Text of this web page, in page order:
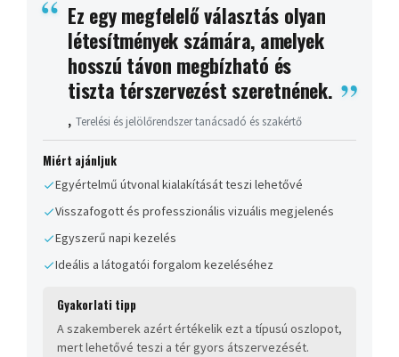
Ez egy megfelelő választás olyan
létesítmények számára, amelyek
hosszú távon megbízható és
tiszta térszervezést szeretnének.
, Terelési és jelölőrendszer tanácsadó és szakértő
Miért ajánljuk
Egyértelmű útvonal kialakítását teszi lehetővé
Visszafogott és professzionális vizuális megjelenés
Egyszerű napi kezelés
Ideális a látogatói forgalom kezeléséhez
Gyakorlati tipp
A szakemberek azért értékelik ezt a típusú oszlopot,
mert lehetővé teszi a tér gyors átszervezését.